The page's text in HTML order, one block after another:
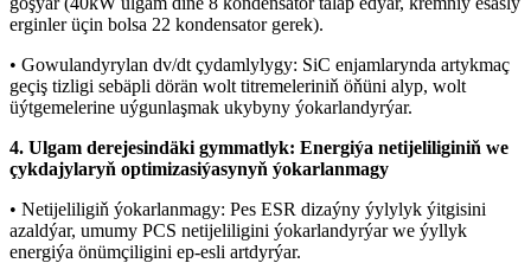
erginler üçin bolsa 22 kondensator gerek).
• Gowulandyrylan dv/dt çydamlylygy: SiC enjamlarynda artykmaç
geçiş tizligi sebäpli dörän wolt titremeleriniň öňüni alyp, wolt
üýtgemelerine uýgunlaşmak ukybyny ýokarlandyrýar.
4. Ulgam derejesindäki gymmatlyk: Energiýa netijeliliginiň we
çykdajylaryň optimizasiýasynyň ýokarlanmagy
• Netijeliligiň ýokarlanmagy: Pes ESR dizaýny ýylylyk ýitgisini
azaldýar, umumy PCS netijeliligini ýokarlandyrýar we ýyllyk
energiýa önümçiligini ep-esli artdyrýar.